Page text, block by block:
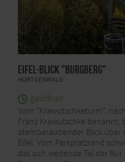
Eifel-Blick "Burgberg"
HÜRTGENWALD
geöffnet
Vom "Krawutschketurm",
Franz Krawutschke benannt,
atemberaubender Blick über
Eifel. Vom Parkplatzrand
das sich weitende Tal der